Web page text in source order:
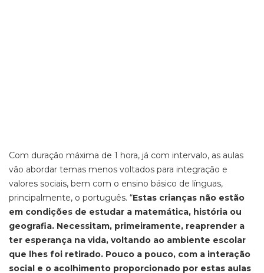
Com duração máxima de 1 hora, já com intervalo, as aulas
vão abordar temas menos voltados para integração e
valores sociais, bem com o ensino básico de línguas,
principalmente, o português. “Estas crianças não estão
em condições de estudar a matemática, história ou
geografia. Necessitam, primeiramente, reaprender a
ter esperança na vida, voltando ao ambiente escolar
que lhes foi retirado. Pouco a pouco, com a interação
social e o acolhimento proporcionado por estas aulas